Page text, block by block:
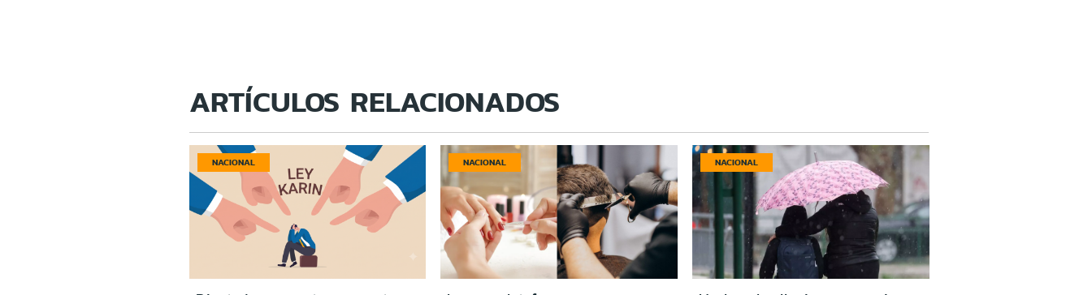
ARTÍCULOS RELACIONADOS
NACIONAL NACIONAL NACIONAL